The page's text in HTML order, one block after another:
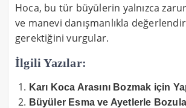
Hoca, bu tür büyülerin yalnızca
ve manevi danışmanlıkla
gerektiğini vurgular.
İlgili Yazılar:
Karı Koca Arasını Bozmak için
Büyüler Esma ve Ayetlerle